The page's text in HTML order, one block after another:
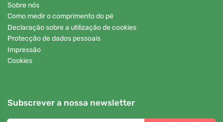
Sobre nós
Como medir o comprimento do pé
Declaração sobre a utilização de cookies
Protecção de dados pessoais
Impressão
Cookies
Subscrever a nossa newsletter